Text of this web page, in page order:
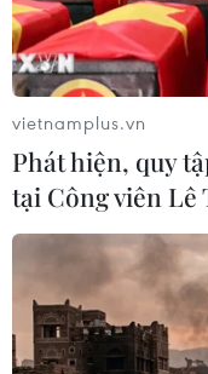
vietnamplus.vn
Phát hiện, quy
tại Công viên Lê